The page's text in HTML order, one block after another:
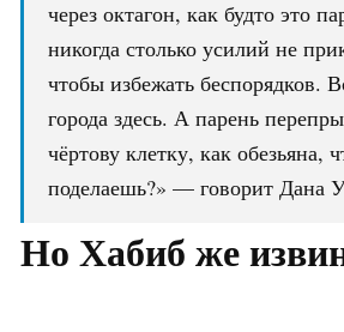
через октагон, как будто это
никогда столько усилий не
чтобы избежать беспорядков.
города здесь. А парень
чёртову клетку, как обезьяна,
поделаешь?» — говорит Дана
Но Хабиб же